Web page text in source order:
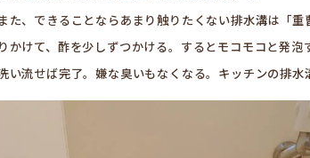
た、できることならあまり触りたくない排水溝は「
かけて、酢を少しずつかける。するとモコモコと発
い流せば完了。嫌な臭いもなくなる。キッチンの排水